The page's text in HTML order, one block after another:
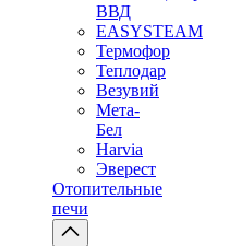
ВВД
EASYSTEAM
Термофор
Теплодар
Везувий
Мета-
Бел
Harvia
Эверест
Отопительные
печи